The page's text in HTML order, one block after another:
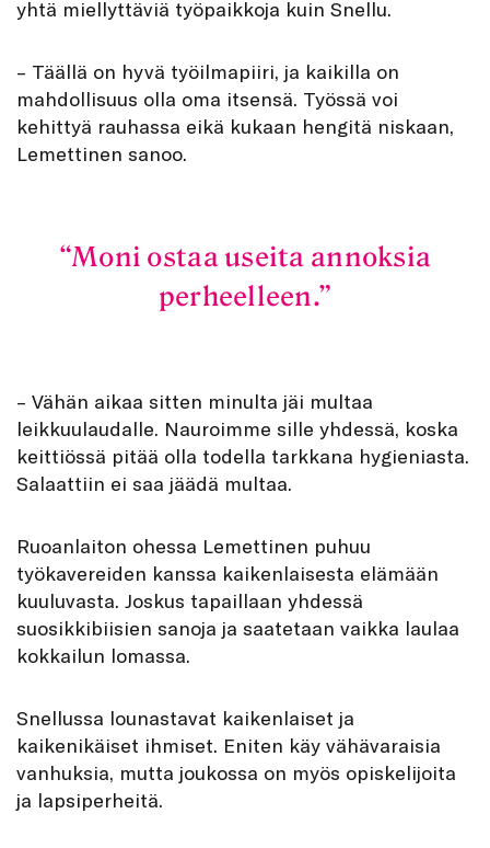
yhtä miellyttäviä työpaikkoja kuin Snellu.
– Täällä on hyvä työilmapiiri, ja kaikilla on
mahdollisuus olla oma itsensä. Työssä voi
kehittyä rauhassa eikä kukaan hengitä niskaan,
Lemettinen sanoo.
Moni ostaa useita annoksia
perheelleen.
– Vähän aikaa sitten minulta jäi multaa
leikkuulaudalle. Nauroimme sille yhdessä, koska
keittiössä pitää olla todella tarkkana hygieniasta.
Salaattiin ei saa jäädä multaa.
Ruoanlaiton ohessa Lemettinen puhuu
työkavereiden kanssa kaikenlaisesta elämään
kuuluvasta. Joskus tapaillaan yhdessä
suosikkibiisien sanoja ja saatetaan vaikka laulaa
kokkailun lomassa.
Snellussa lounastavat kaikenlaiset ja
kaikenikäiset ihmiset. Eniten käy vähävaraisia
vanhuksia, mutta joukossa on myös opiskelijoita
ja lapsiperheitä.